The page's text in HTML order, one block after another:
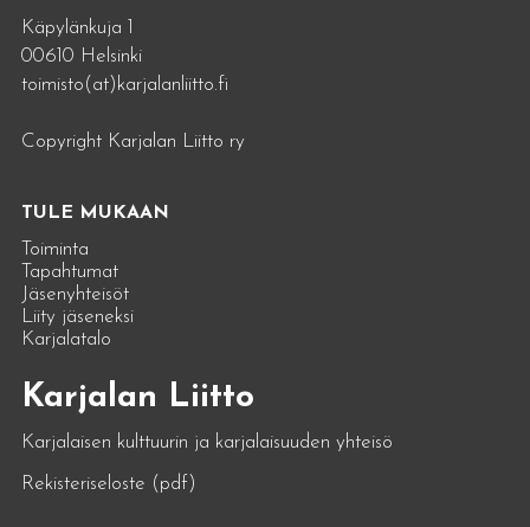
Käpylänkuja 1
00610 Helsinki
toimisto(at)karjalanliitto.fi
Copyright Karjalan Liitto ry
TULE MUKAAN
Toiminta
Tapahtumat
Jäsenyhteisöt
Liity jäseneksi
Karjalatalo
Karjalan Liitto
Karjalaisen kulttuurin ja karjalaisuuden yhteisö
Rekisteriseloste (pdf)